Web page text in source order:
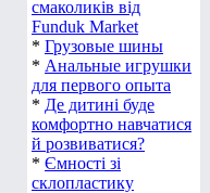
смаколиків від
Funduk Market
* Грузовые шины
* Анальные игрушки
для первого опыта
* Де дитині буде
комфортно навчатися
й розвиватися?
* Ємності зі
склопластику